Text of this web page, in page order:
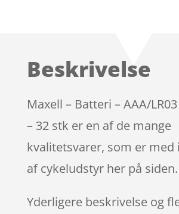
kundebedø
Beskrivelse
Maxell – Batteri – AAA/
– 32 stk er en af de mange
kvalitetsvarer, som er med
af cykeludstyr her på siden.
Yderligere beskrivelse og